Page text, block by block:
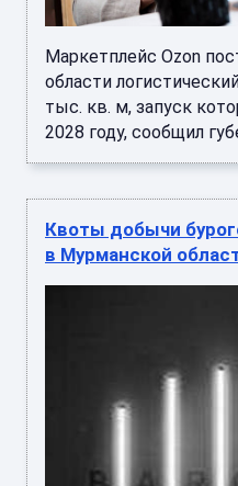
Маркетплейс Ozon
области
тыс. кв. м, запуск
2028 году, сообщил
Квоты добычи
в Мурманской